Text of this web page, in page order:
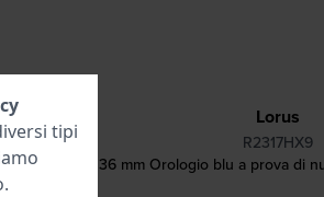
Lorus
R2317HX9
Young 36 mm Orologio blu a prova di
tipi